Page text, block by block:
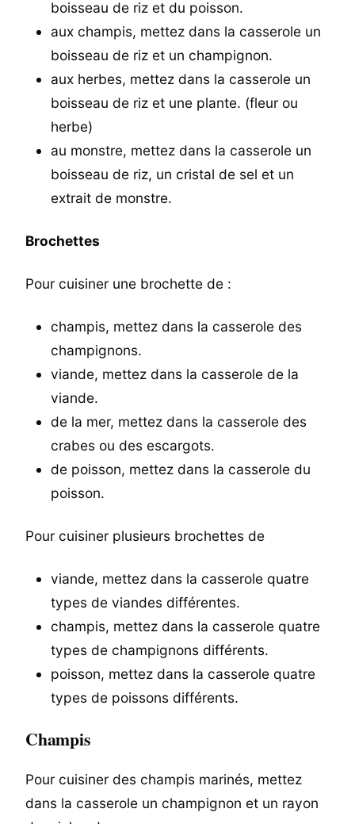
boisseau de riz et du poisson.
aux champis, mettez dans la casserole un
boisseau de riz et un champignon.
aux herbes, mettez dans la casserole un
boisseau de riz et une plante. (fleur ou
herbe)
au monstre, mettez dans la casserole un
boisseau de riz, un cristal de sel et un
extrait de monstre.
Brochettes
Pour cuisiner une brochette de :
champis, mettez dans la casserole des
champignons.
viande, mettez dans la casserole de la
viande.
de la mer, mettez dans la casserole des
crabes ou des escargots.
de poisson, mettez dans la casserole du
poisson.
Pour cuisiner plusieurs brochettes de
viande, mettez dans la casserole quatre
types de viandes différentes.
champis, mettez dans la casserole quatre
types de champignons différents.
poisson, mettez dans la casserole quatre
types de poissons différents.
Champis
Pour cuisiner des champis marinés, mettez
dans la casserole un champignon et un rayon